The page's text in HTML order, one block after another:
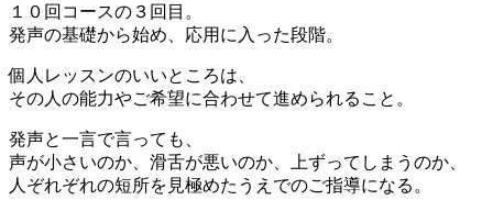
１０回コースの３回目。
発声の基礎から始め、応用に入った段階。
個人レッスンのいいところは、
その人の能力やご希望に合わせて進められること。
発声と一言で言っても、
声が小さいのか、滑舌が悪いのか、上ずってしまうのか、
人ぞれぞれの短所を見極めたうえでのご指導になる。